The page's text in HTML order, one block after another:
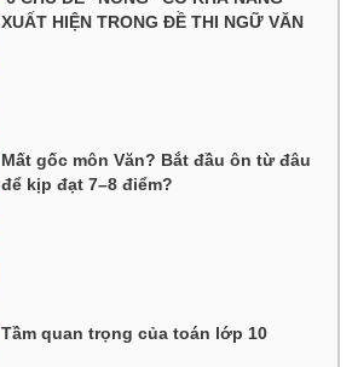
XUẤT HIỆN TRONG ĐỀ THI NGỮ VĂN
Mất gốc môn Văn? Bắt đầu ôn từ đâu
để kịp đạt 7–8 điểm?
Tầm quan trọng của toán lớp 10